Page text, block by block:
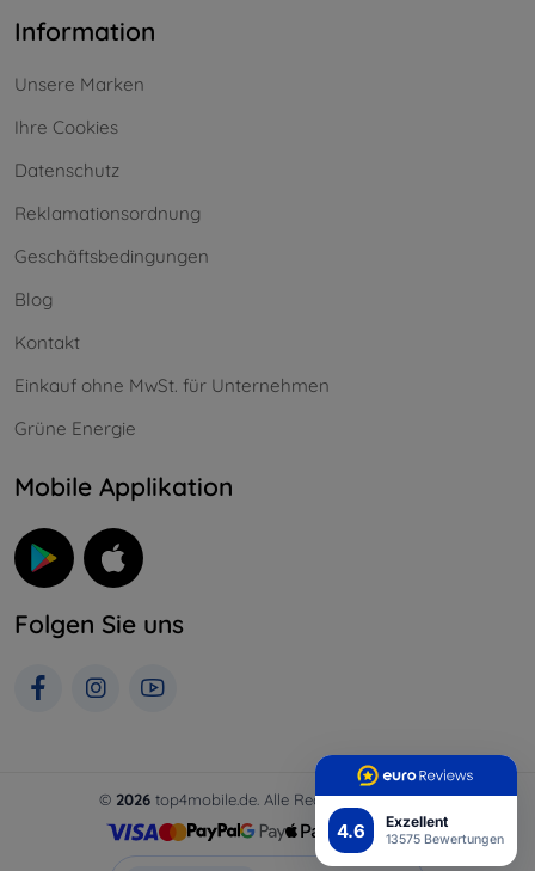
4.6 Exzellent
13575 Bewertungen
Information
Unsere Marken
Ihre Cookies
Datenschutz
Reklamationsordnung
Geschäftsbedingungen
Blog
Kontakt
Einkauf ohne MwSt. für Unternehmen
Grüne Energie
Mobile Applikation
Folgen Sie uns
© 2026 top4mobile.de. Alle Rechte vorbehalten.